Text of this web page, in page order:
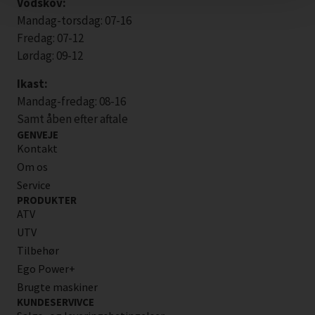
Vodskov:
Mandag-torsdag: 07-16
Fredag: 07-12
Lørdag: 09-12
Ikast:
Mandag-fredag: 08-16
Samt åben efter aftale
GENVEJE
Kontakt
Om os
Service
PRODUKTER
ATV
UTV
Tilbehør
Ego Power+
Brugte maskiner
KUNDESERVIVCE